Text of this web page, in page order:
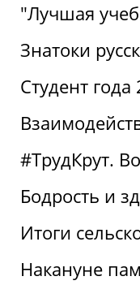
"Лучшая
Знатоки
Студент
#ТрудКрут.
Бодрость и
Итоги
Накануне